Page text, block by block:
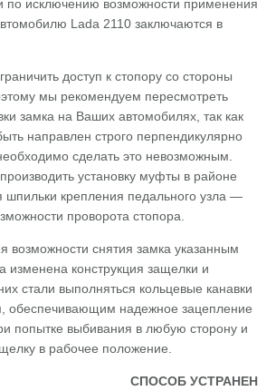
по исключению возможности применения
Lada 2110 заключаются в
доступ к стопору со стороны
мы рекомендуем пересмотреть
замка на Ваших автомобилях, так как
направлен строго перпендикулярно
сделать это невозможным.
установку муфты в районе
шпильки крепления педального узла —
проворота стопора.
возможности снятия замка указанным
конструкция защелки и
стали выполняться кольцевые канавки
обеспечивающим надежное зацепление
попытке выбивания в любую сторону и
в рабочее положение.
СПОСОБ УСТРАНЕН